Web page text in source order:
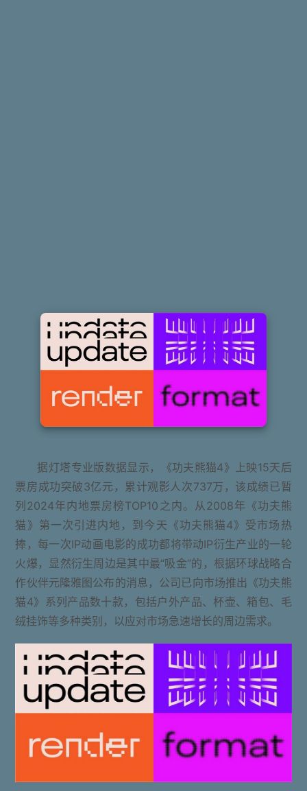
据灯塔专业版数据显示，《功夫熊猫4》上映15天后
票房成功突破3亿元，累计观影人次737万，该成绩已暂
列2024年内地票房榜TOP10之内。从2008年《功夫熊
猫》第一次引进内地，到今天《功夫熊猫4》受市场热
捧，每一次IP动画电影的成功都将带动IP衍生产业的一轮
火爆，显然衍生周边是其中最“吸金”的，根据环球战略合
作伙伴元隆雅图公布的消息，公司已向市场推出《功夫熊
猫4》系列产品数十款，包括户外产品、杯壶、箱包、毛
绒挂饰等多种类别，以应对市场急速增长的周边需求。